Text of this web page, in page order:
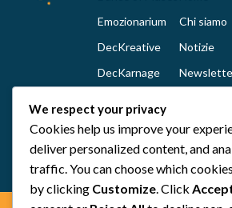
Emozionarium
DecKreative
DecKarnage
Out of the box
Tutti i prodotti
Chi siamo
Notizie
We respect your privacy
Cookies help us improve your
deliver personalized content, and
traffic. You can choose which
by clicking Customize. Click